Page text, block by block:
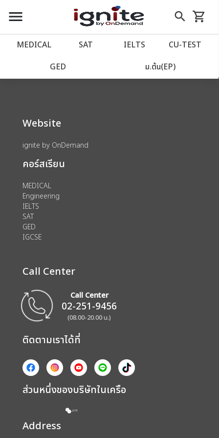
close
account_balance หน้าแรก
เว็บไซต์อิกไนท์
import_contacts วางแผนการเรียน
account_circle เข้าสู่ระบบ
assignment ลงทะเบียน
menu search
Skip
to
shopping_cart
รถเข็น
MEDICAL SAT IELTS CU‑TEST
GED ม.ต้น(EP)
We could not find anything for 80002125
Website
ignite by OnDemand
คอร์สเรียน
MEDICAL
Engineering
IELTS
SAT
GED
IGCSE
Call Center
Call Center
02-251-9456
(08.00-20.00 น.)
ติดตามเราได้ที่
ส่วนหนึ่งของบริษัทในเครือ
Address